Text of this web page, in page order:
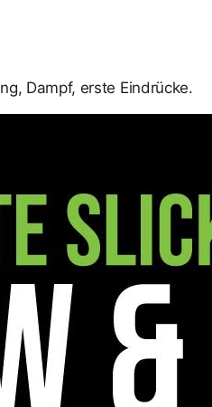
Dampf, erste Eindrücke.